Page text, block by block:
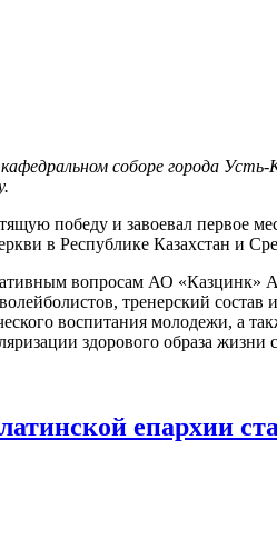
соборе города
победу и завоевал
в Республике Казахстан и
вопросам АО «Казцинк»
тренерский
воспитания молодежи, а
здорового образа жизни
епархии